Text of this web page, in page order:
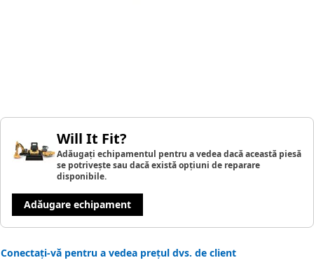
Will It Fit?
Adăugați echipamentul pentru a vedea dacă această piesă
se potrivește sau dacă există opțiuni de reparare
disponibile.
Adăugare echipament
Conectați-vă pentru a vedea prețul dvs. de client